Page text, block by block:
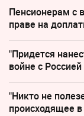
Пенсионерам с
праве на
"Придется
войне с Россией
"Никто не
происходящее